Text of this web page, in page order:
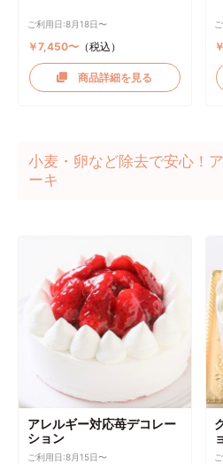
ご利用日:8月18日〜
￥7,450〜（税込）
商品詳細を見る
小麦・卵など除去で安心！
ーキ
アレルギー対応苺デコレー
ション
ご利用日:8月15日〜